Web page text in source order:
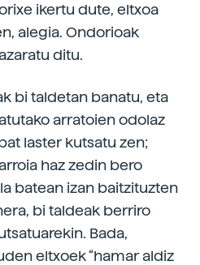
ikertu dute, eltxoa
alegia. Ondorioak
ditu.
bi taldetan banatu, eta
arratoien odolaz
laster kutsatu zen;
haz zedin bero
batean izan baitzituzten
bi taldeak berriro
Bada,
eltxoek “hamar aldiz